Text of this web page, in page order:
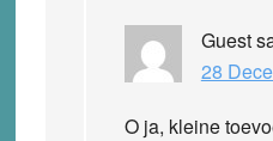
Guest
28
O ja, kleine